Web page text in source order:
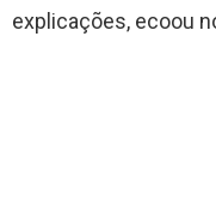
explicações, ecoou